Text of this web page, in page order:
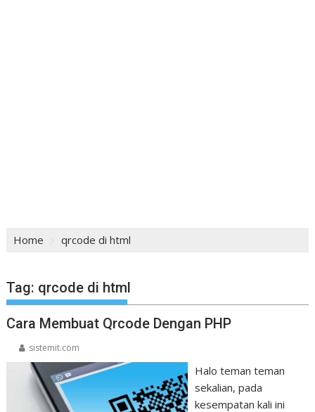
Home qrcode di html
Tag: qrcode di html
Cara Membuat Qrcode Dengan PHP
sistemit.com
Halo teman teman
sekalian, pada
kesempatan kali ini